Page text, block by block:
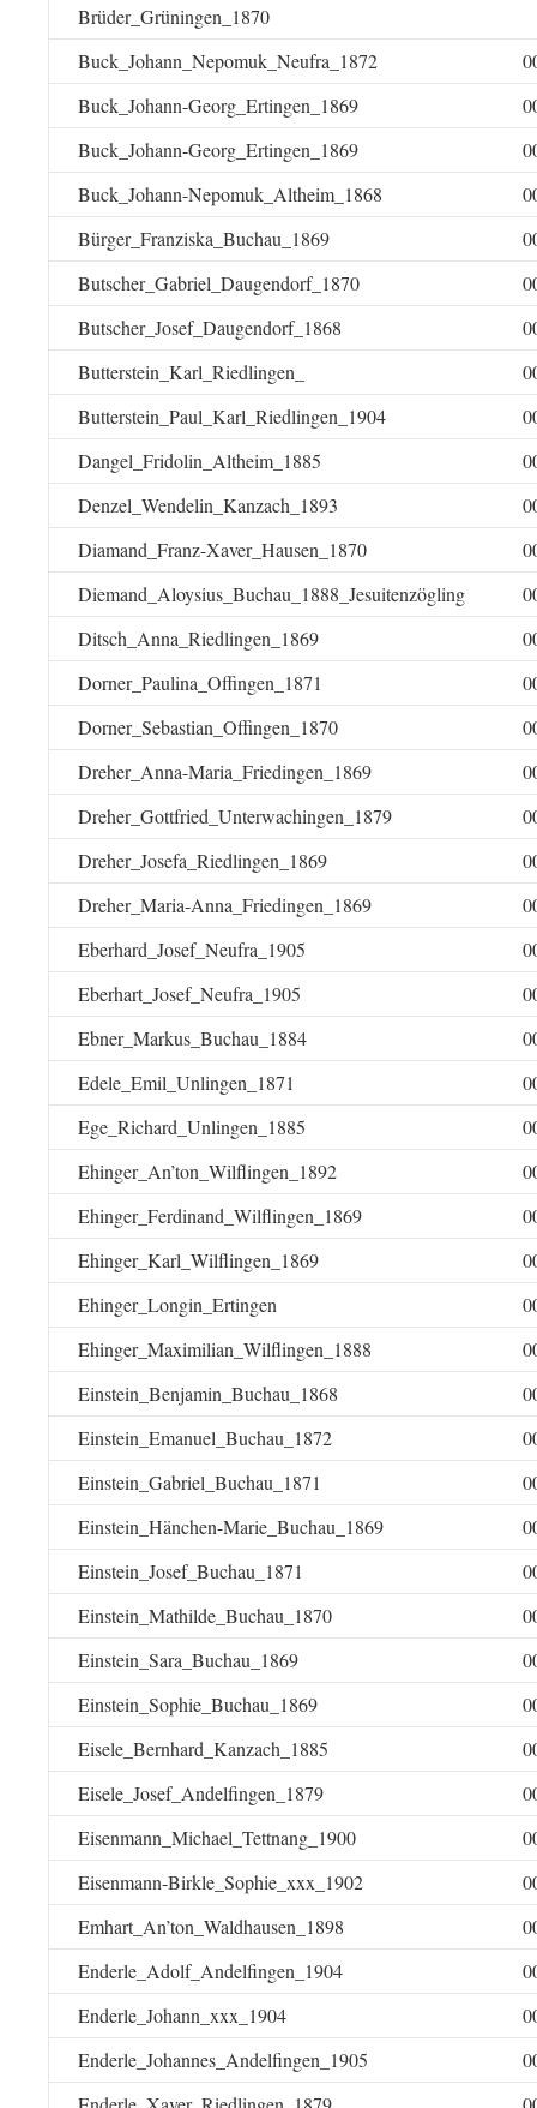
Brüder_Grüningen_1870
Buck_Johann_Nepomuk_Neufra_1872
Buck_Johann-Georg_Ertingen_1869
Buck_Johann-Georg_Ertingen_1869
Buck_Johann-Nepomuk_Altheim_1868
Bürger_Franziska_Buchau_1869
Butscher_Gabriel_Daugendorf_1870
Butscher_Josef_Daugendorf_1868
Butterstein_Karl_Riedlingen_
Butterstein_Paul_Karl_Riedlingen_1904
Dangel_Fridolin_Altheim_1885
Denzel_Wendelin_Kanzach_1893
Diamand_Franz-Xaver_Hausen_1870
Diemand_Aloysius_Buchau_1888_Jesuitenzögling
Ditsch_Anna_Riedlingen_1869
Dorner_Paulina_Offingen_1871
Dorner_Sebastian_Offingen_1870
Dreher_Anna-Maria_Friedingen_1869
Dreher_Gottfried_Unterwachingen_1879
Dreher_Josefa_Riedlingen_1869
Dreher_Maria-Anna_Friedingen_1869
Eberhard_Josef_Neufra_1905
Eberhart_Josef_Neufra_1905
Ebner_Markus_Buchau_1884
Edele_Emil_Unlingen_1871
Ege_Richard_Unlingen_1885
Ehinger_An’ton_Wilflingen_1892
Ehinger_Ferdinand_Wilflingen_1869
Ehinger_Karl_Wilflingen_1869
Ehinger_Longin_Ertingen
Ehinger_Maximilian_Wilflingen_1888
Einstein_Benjamin_Buchau_1868
Einstein_Emanuel_Buchau_1872
Einstein_Gabriel_Buchau_1871
Einstein_Hänchen-Marie_Buchau_1869
Einstein_Josef_Buchau_1871
Einstein_Mathilde_Buchau_1870
Einstein_Sara_Buchau_1869
Einstein_Sophie_Buchau_1869
Eisele_Bernhard_Kanzach_1885
Eisele_Josef_Andelfingen_1879
Eisenmann_Michael_Tettnang_1900
Eisenmann-Birkle_Sophie_xxx_1902
Emhart_An’ton_Waldhausen_1898
Enderle_Adolf_Andelfingen_1904
Enderle_Johann_xxx_1904
Enderle_Johannes_Andelfingen_1905